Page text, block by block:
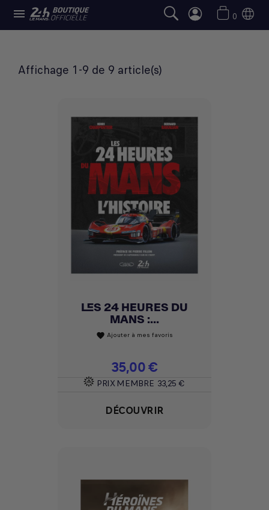
 0
OUVRAGES
Affichage 1-9 de 9 article(s)
LES 24 HEURES DU
MANS :...
favorite Ajouter à mes favoris
Prix
35,00 €
PRIX MEMBRE 33,25 €
DÉCOUVRIR